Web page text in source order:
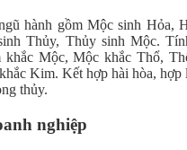
hành gồm Mộc sinh Hỏa,
Thủy, Thủy sinh Mộc.
Mộc, Mộc khắc Thổ,
Kim. Kết hợp hài hòa, hợp
thủy.
nghiệp